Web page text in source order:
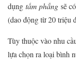
dụng tấm phẳng sẽ
(dao động từ 20 triệu
Tùy thuộc vào nhu
lựa chọn ra loại bình